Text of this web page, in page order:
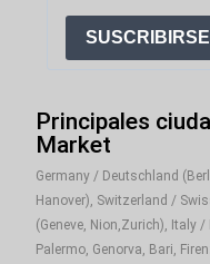
SUSCRIBIRSE
Principales
Market
Germany / Deutschland
Hanover), Switzerland /
(Geneve, Nion,Zurich), Italy
Palermo, Genorva, Bari,